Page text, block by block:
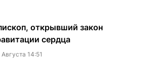
открывший закон
сердца
14:51